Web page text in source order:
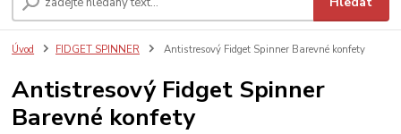
Úvod FIDGET SPINNER Antistresový Fidget Spinner Barevné konfety
Antistresový Fidget Spinner
Barevné konfety